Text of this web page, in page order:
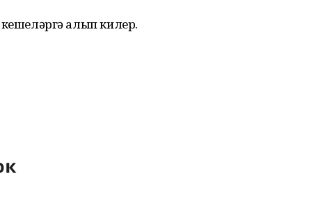
алып килер.